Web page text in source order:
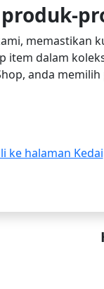
memastikan
item dalam
anda
ke halaman Kedai